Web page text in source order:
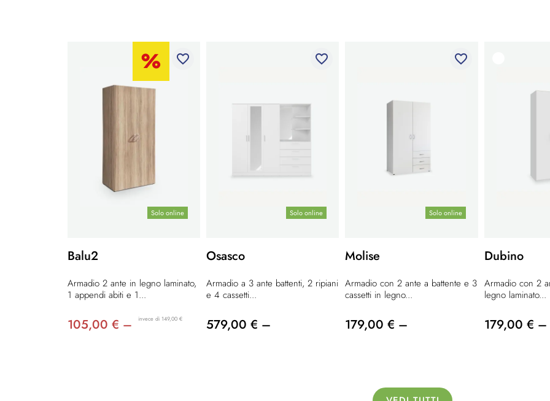
Solo online
favorite_border
Balu2
Armadio 2 ante in legno laminato,
1 appendi abiti e 1...
105,00 € – invece di 149,00 €
Solo online
favorite_border
Osasco
Armadio a 3 ante battenti, 2 ripiani
e 4 cassetti...
579,00 € –
Solo online
favorite_border
Molise
Armadio con 2 ante a battente e 3
cassetti in legno...
179,00 € –
Dubino
Armadio con 2
legno laminato...
179,00 € –